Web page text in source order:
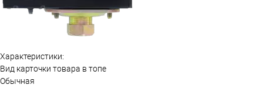
Характеристики:
Вид карточки товара в топе
Обычная